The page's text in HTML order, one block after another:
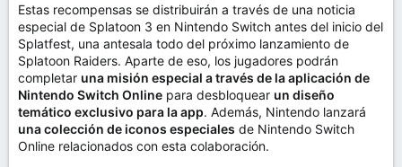
Estas recompensas se distribuirán a través de una noticia
especial de Splatoon 3 en Nintendo Switch antes del inicio del
Splatfest, una antesala todo del próximo lanzamiento de
Splatoon Raiders. Aparte de eso, los jugadores podrán
completar una misión especial a través de la aplicación de
Nintendo Switch Online para desbloquear un diseño
temático exclusivo para la app. Además, Nintendo lanzará
una colección de iconos especiales de Nintendo Switch
Online relacionados con esta colaboración.